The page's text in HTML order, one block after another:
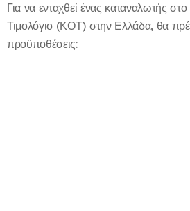
Για να ενταχθεί ένας καταναλωτής
Τιμολόγιο (ΚΟΤ) στην Ελλάδα, θα
προϋποθέσεις: